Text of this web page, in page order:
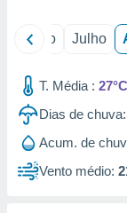
1199
Junho Julho
T. Média : 27°C
Dias de chuva:
Acum. de
Vento médio: